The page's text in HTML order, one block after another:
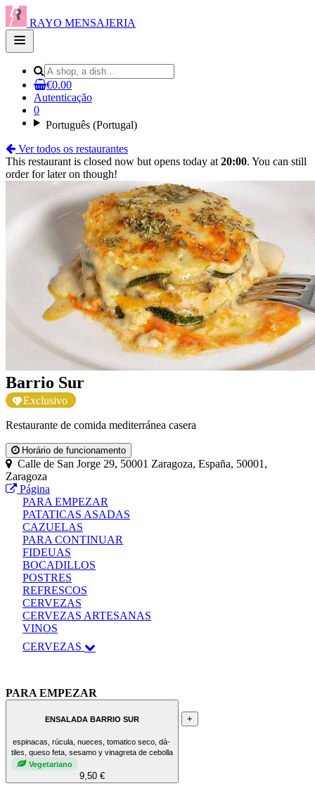
RAYO MENSAJERIA
Open
main
€0.00
Autenticação
0
Português (Portugal)
Ver todos os restaurantes
This restaurant is closed now but opens today at20:00. You can still
order for later on though!
Barrio Sur
Exclusivo
Restaurante de comida mediterránea casera
Horário de funcionamento
Calle de San Jorge 29, 50001 Zaragoza, España, 50001,
Zaragoza
Página
PARA EMPEZAR
PATATICAS ASADAS
CAZUELAS
PARA CONTINUAR
FIDEUAS
BOCADILLOS
POSTRES
REFRESCOS
CERVEZAS
CERVEZAS ARTESANAS
VINOS
CERVEZAS
PARA EMPEZAR
ENSALADA BARRIO SUR
espinacas, rúcula, nueces, tomatico seco, dá-
tiles, queso feta, sesamo y vinagreta de cebolla
Vegetariano
9,50 €
+